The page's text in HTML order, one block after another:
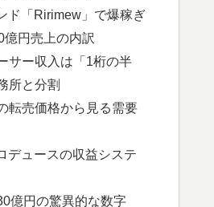
ド「Ririmew」で爆稼ぎ
億円売上の内訳
サー収入は「1桁の半
所と分割
転売価格から見る需要
デュースの収益システ
億円の驚異的な数字